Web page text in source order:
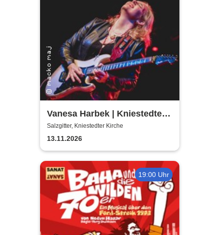
Vanesa Harbek | Kniestedter
Kirche
Salzgitter, Kniestedter Kirche
13.11.2026
19:00 Uhr